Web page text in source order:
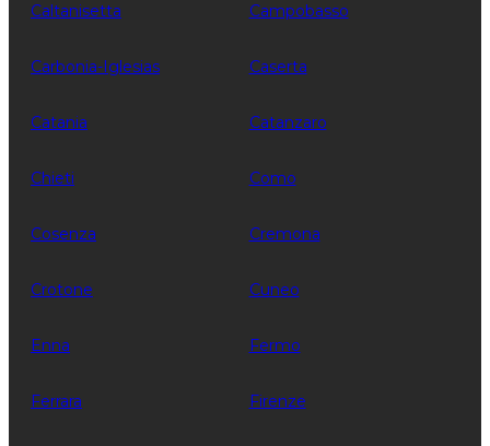
Caltanisetta Campobasso
Carbonia-Iglesias Caserta
Catania Catanzaro
Chieti Como
Cosenza Cremona
Crotone Cuneo
Enna Fermo
Ferrara Firenze